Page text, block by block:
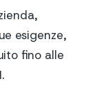
esigenze,
fino alle